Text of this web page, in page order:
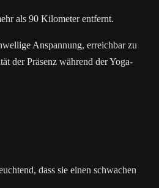
als 90 Kilometer entfernt.
Anspannung, erreichbar zu
der Präsenz während der Yoga-
dass sie einen schwachen